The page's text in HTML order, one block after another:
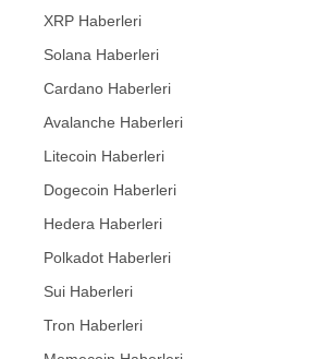
XRP Haberleri
Solana Haberleri
Cardano Haberleri
Avalanche Haberleri
Litecoin Haberleri
Dogecoin Haberleri
Hedera Haberleri
Polkadot Haberleri
Sui Haberleri
Tron Haberleri